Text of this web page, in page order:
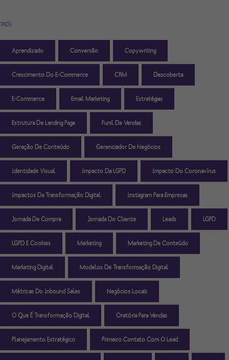
TAGS
Aprendizado Conversão Copywriting
Crescimento Do E-Commerce CRM Descoberta
E-Commerce Email Marketing Estratégias
Estrutura De Landing Page Funil De Vendas
Geração De Conteúdo Gerenciador De Negócios
Identidade Visual Impacto Da LGPD Impacto Do Coronavírus
Impactos Da Transformação Digital Instagram Para Empresas
Jornada De Compra Jornada Do Cliente Leads LGPD
LGPD E Cookies Marketing Marketing De Conteúdo
Marketing Digital Modelos De Transformação Digital
Métricas Do Inbound Sales Negócios Locais
O Que É Transformação Digital Oratória Para Vendas
Planejamento Estratégico Primeiro Contato Com O Lead